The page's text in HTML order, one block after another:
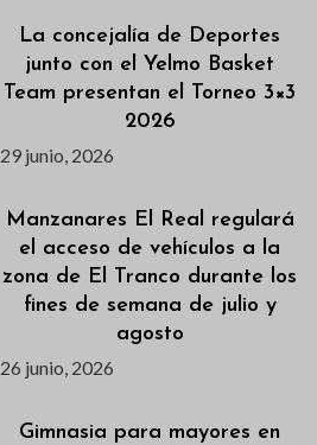
La concejalía de Deportes
junto con el Yelmo Basket
Team presentan el Torneo 3×3
2026
29 junio, 2026
Manzanares El Real regulará
el acceso de vehículos a la
zona de El Tranco durante los
fines de semana de julio y
agosto
26 junio, 2026
Gimnasia para mayores en